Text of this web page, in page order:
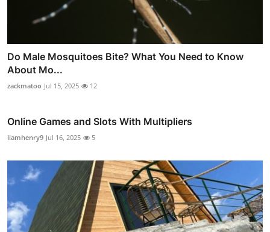
Do Male Mosquitoes Bite? What You Need to Know
About Mo...
zackmatoo Jul 15, 2025 12
Online Games and Slots With Multipliers
liamhenry9 Jul 16, 2025 5